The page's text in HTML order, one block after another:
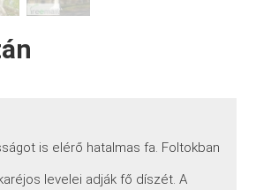
is elérő hatalmas fa. Foltokban
levelei adják fő díszét. A